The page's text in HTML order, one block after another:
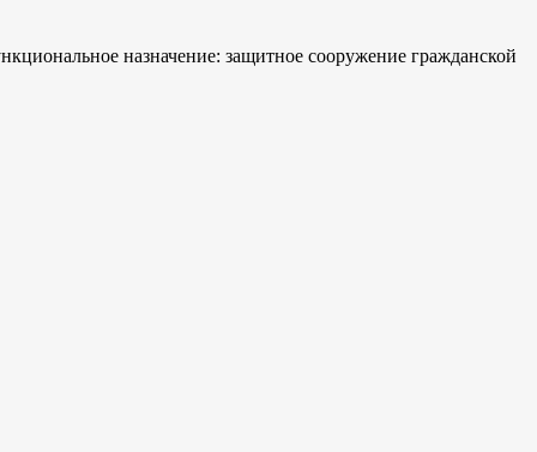
назначение: защитное сооружение гражданской